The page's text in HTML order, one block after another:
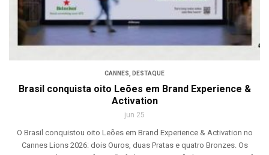
CANNES DESTAQUE
Brasil conquista oito Leões em Brand Experience &
Activation
jun 25
O Brasil conquistou oito Leões em Brand Experience & Activation no
Cannes Lions 2026: dois Ouros, duas Pratas e quatro Bronzes. Os